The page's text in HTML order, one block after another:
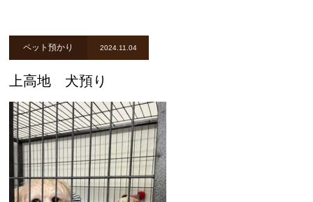
ペット預かり 2024.11.04
上高地 犬預り